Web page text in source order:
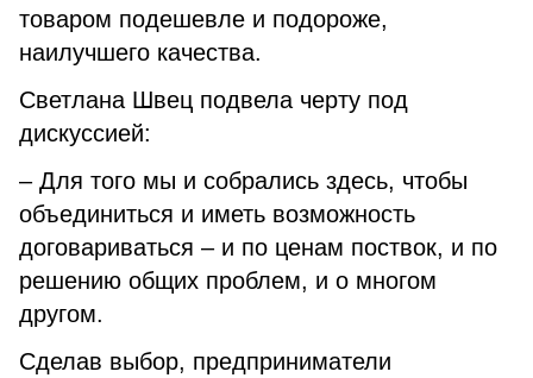
товаром подешевле и подороже,
наилучшего качества.
Светлана Швец подвела черту под
дискуссией:
– Для того мы и собрались здесь, чтобы
объединиться и иметь возможность
договариваться – и по ценам поствок, и по
решению общих проблем, и о многом
другом.
Сделав выбор, предприниматели